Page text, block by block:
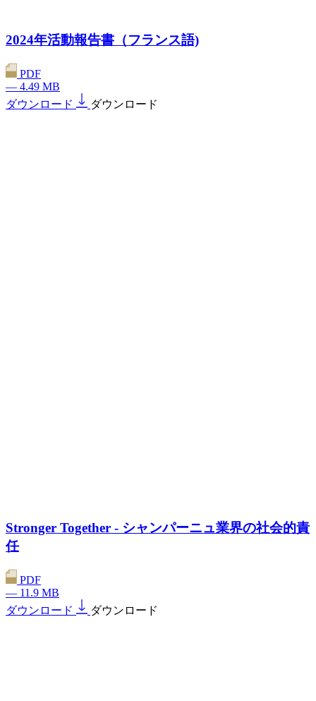
2024年活動報告書（フランス語)
PDF
— 4.49 MB
ダウンロード
ダウンロード
Stronger Together - シャンパーニュ業界の社会的責
任
PDF
— 11.9 MB
ダウンロード
ダウンロード